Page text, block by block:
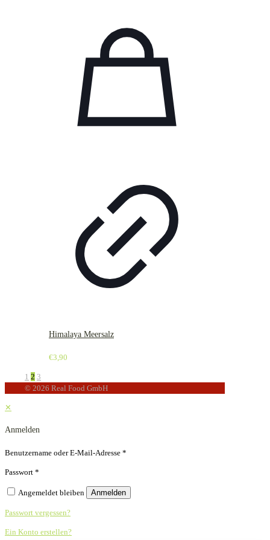
Himalaya Meersalz
€3,90
1 2 3
© 2026 Real Food GmbH
✕
Anmelden
Benutzername oder E-Mail-Adresse *
Passwort *
Angemeldet bleiben Anmelden
Passwort vergessen?
Ein Konto erstellen?